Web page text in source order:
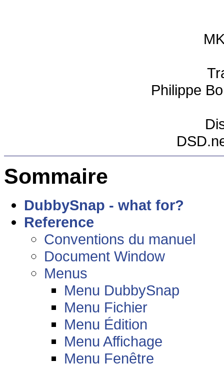
Philippe
Sommaire
DubbySnap - what for?
Reference
Conventions du manuel
Document Window
Menus
Menu DubbySnap
Menu Fichier
Menu Édition
Menu Affichage
Menu Fenêtre